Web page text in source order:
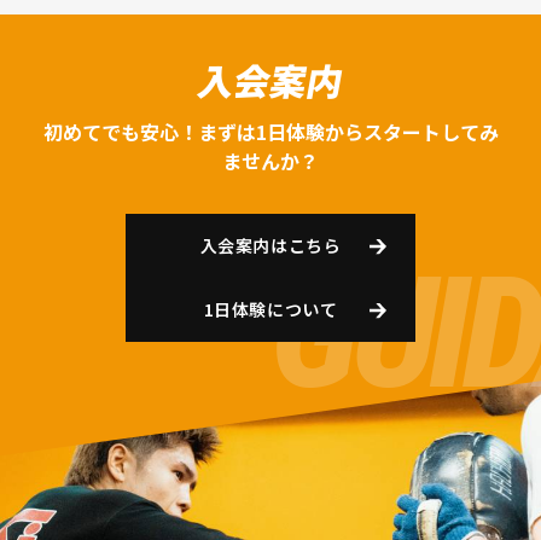
入会案内
初めてでも安心！まずは1日体験からスタートしてみ
ませんか？
入会案内はこちら
1日体験について